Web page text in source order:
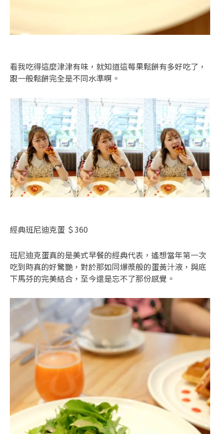
看我吃得這麼津津有味，就知道這莓果鬆餅有多好吃了，
跟一般鬆餅完全是不同水準啊。
經典班尼迪克蛋 ＄360
班尼迪克蛋真的是美式早餐的經典代表，遙想當年第一次
吃到時真的好驚艷，對於那如同爆漿般的蛋黃汁液，與底
下馬芬的完美結合，至今還是忘不了那份感覺。